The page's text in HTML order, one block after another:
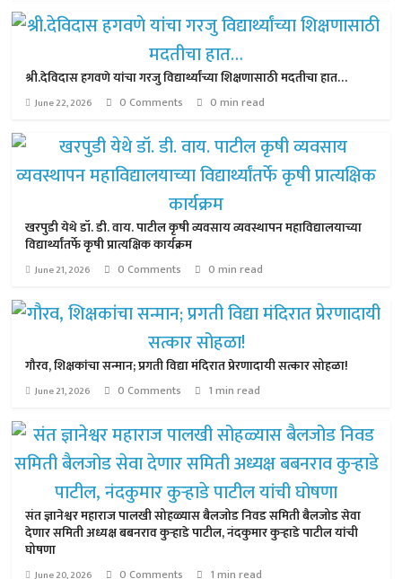
श्री.देविदास हगवणे यांचा गरजु विद्यार्थ्यांच्या शिक्षणासाठी मदतीचा हात…
June 22, 2026 0 Comments 0 min read
खरपुडी येथे डॉ. डी. वाय. पाटील कृषी व्यवसाय व्यवस्थापन महाविद्यालयाच्या
विद्यार्थ्यांतर्फे कृषी प्रात्यक्षिक कार्यक्रम
June 21, 2026 0 Comments 0 min read
गौरव, शिक्षकांचा सन्मान; प्रगती विद्या मंदिरात प्रेरणादायी सत्कार सोहळा!
June 21, 2026 0 Comments 1 min read
संत ज्ञानेश्वर महाराज पालखी सोहळ्यास बैलजोड निवड समिती बैलजोड सेवा
देणार समिती अध्यक्ष बबनराव कुऱ्हाडे पाटील, नंदकुमार कुऱ्हाडे पाटील यांची
घोषणा
June 20, 2026 0 Comments 1 min read